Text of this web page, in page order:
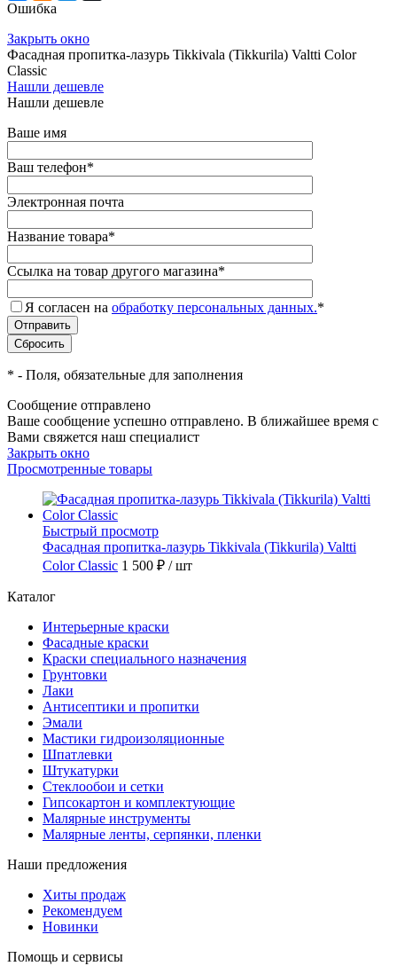
Ошибка
Закрыть окно
Фасадная пропитка-лазурь Tikkivala (Tikkurila) Valtti Color
Classic
Нашли дешевле
Нашли дешевле
Ваше имя
Ваш телефон*
Электронная почта
Название товара*
Ссылка на товар другого магазина*
Я согласен на обработку персональных данных.*
* - Поля, обязательные для заполнения
Сообщение отправлено
Ваше сообщение успешно отправлено. В ближайшее время с
Вами свяжется наш специалист
Закрыть окно
Просмотренные товары
Быстрый просмотр
Фасадная пропитка-лазурь Tikkivala (Tikkurila) Valtti
Color Classic 1 500 ₽ / шт
Каталог
Интерьерные краски
Фасадные краски
Краски специального назначения
Грунтовки
Лаки
Антисептики и пропитки
Эмали
Мастики гидроизоляционные
Шпатлевки
Штукатурки
Стеклообои и сетки
Гипсокартон и комплектующие
Малярные инструменты
Малярные ленты, серпянки, пленки
Наши предложения
Хиты продаж
Рекомендуем
Новинки
Помощь и сервисы